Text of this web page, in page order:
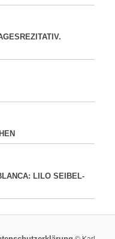
LILO SEIBEL-